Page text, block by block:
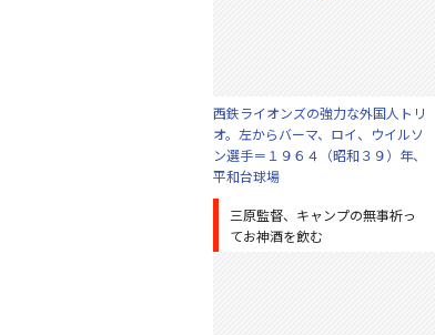
西鉄ライオンズの強力な外国人トリ
オ。左からバーマ、ロイ、ウイルソ
ン選手＝１９６４（昭和３９）年、
平和台球場
三原監督、キャンプの無事祈っ
てお神酒を飲む